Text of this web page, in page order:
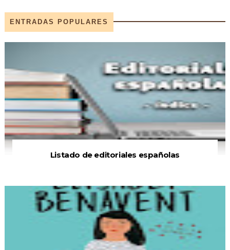
ENTRADAS POPULARES
Listado de editoriales españolas